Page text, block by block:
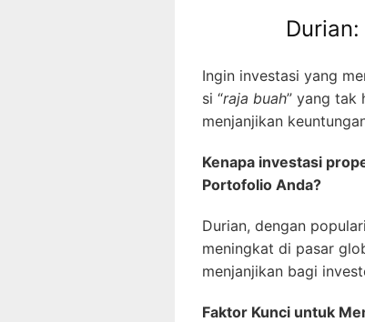
Ingin investasi yang
si “raja buah” yang tak
menjanjikan
Kenapa investasi
Portofolio Anda?
Durian, dengan
meningkat di pasar
menjanjikan bagi
Faktor Kunci untuk